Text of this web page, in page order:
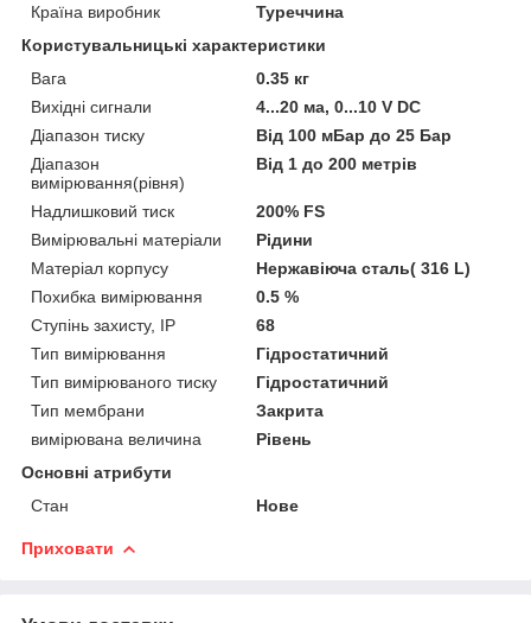
Країна виробник
Туреччина
Користувальницькі характеристики
Вага
0.35 кг
Вихідні сигнали
4...20 ма, 0...10 V DC
Діапазон тиску
Від 100 мБар до 25 Бар
Діапазон
вимірювання(рівня)
Від 1 до 200 метрів
Надлишковий тиск
200% FS
Вимірювальні матеріали
Рідини
Матеріал корпусу
Нержавіюча сталь( 316 L)
Похибка вимірювання
0.5 %
Ступінь захисту, IP
68
Тип вимірювання
Гідростатичний
Тип вимірюваного тиску
Гідростатичний
Тип мембрани
Закрита
вимірювана величина
Рівень
Основні атрибути
Стан
Нове
Приховати